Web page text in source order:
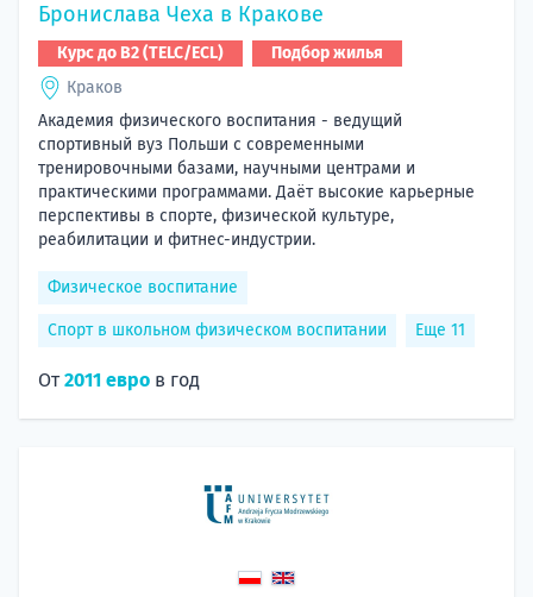
Бронислава Чеха в Кракове
Курс до B2 (TELC/ECL)
Подбор жилья
Краков
Академия физического воспитания - ведущий
спортивный вуз Польши с современными
тренировочными базами, научными центрами и
практическими программами. Даёт высокие карьерные
перспективы в спорте, физической культуре,
реабилитации и фитнес-индустрии.
Физическое воспитание
Спорт в школьном физическом воспитании Еще 11
От2011 евро в год